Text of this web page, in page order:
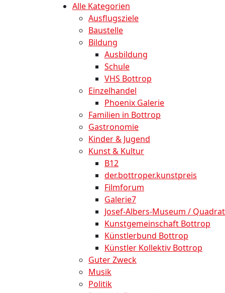
Alle Kategorien
Ausflugsziele
Baustelle
Bildung
Ausbildung
Schule
VHS Bottrop
Einzelhandel
Phoenix Galerie
Familien in Bottrop
Gastronomie
Kinder & Jugend
Kunst & Kultur
B12
der.bottroper.kunstpreis
Filmforum
Galerie7
Josef-Albers-Museum / Quadrat
Kunstgemeinschaft Bottrop
Künstlerbund Bottrop
Künstler Kollektiv Bottrop
Guter Zweck
Musik
Politik